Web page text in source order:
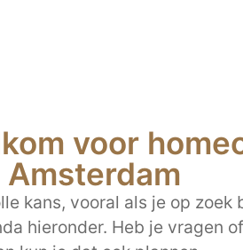
voor
Amsterdam
kans, vooral als je op
hieronder. Heb je vragen